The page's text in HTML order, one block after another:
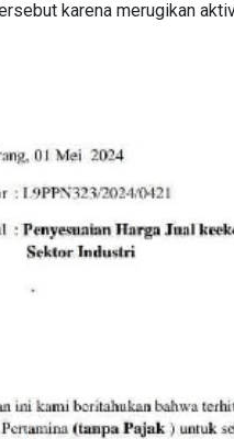
karena merugikan